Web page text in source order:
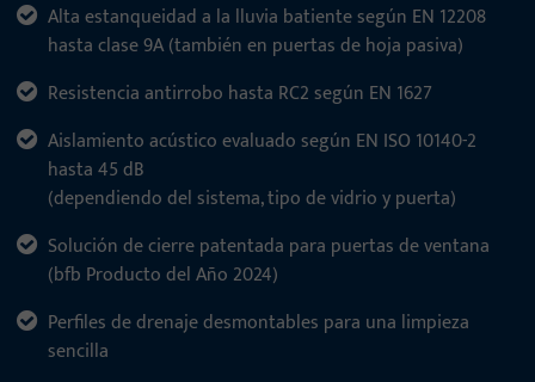
Alta estanqueidad a la lluvia batiente según EN 12208
hasta clase 9A (también en puertas de hoja pasiva)
Resistencia antirrobo hasta RC2 según EN 1627
Aislamiento acústico evaluado según EN ISO 10140-2
hasta 45 dB
(dependiendo del sistema, tipo de vidrio y puerta)
Solución de cierre patentada para puertas de ventana
(bfb Producto del Año 2024)
Perfiles de drenaje desmontables para una limpieza
sencilla